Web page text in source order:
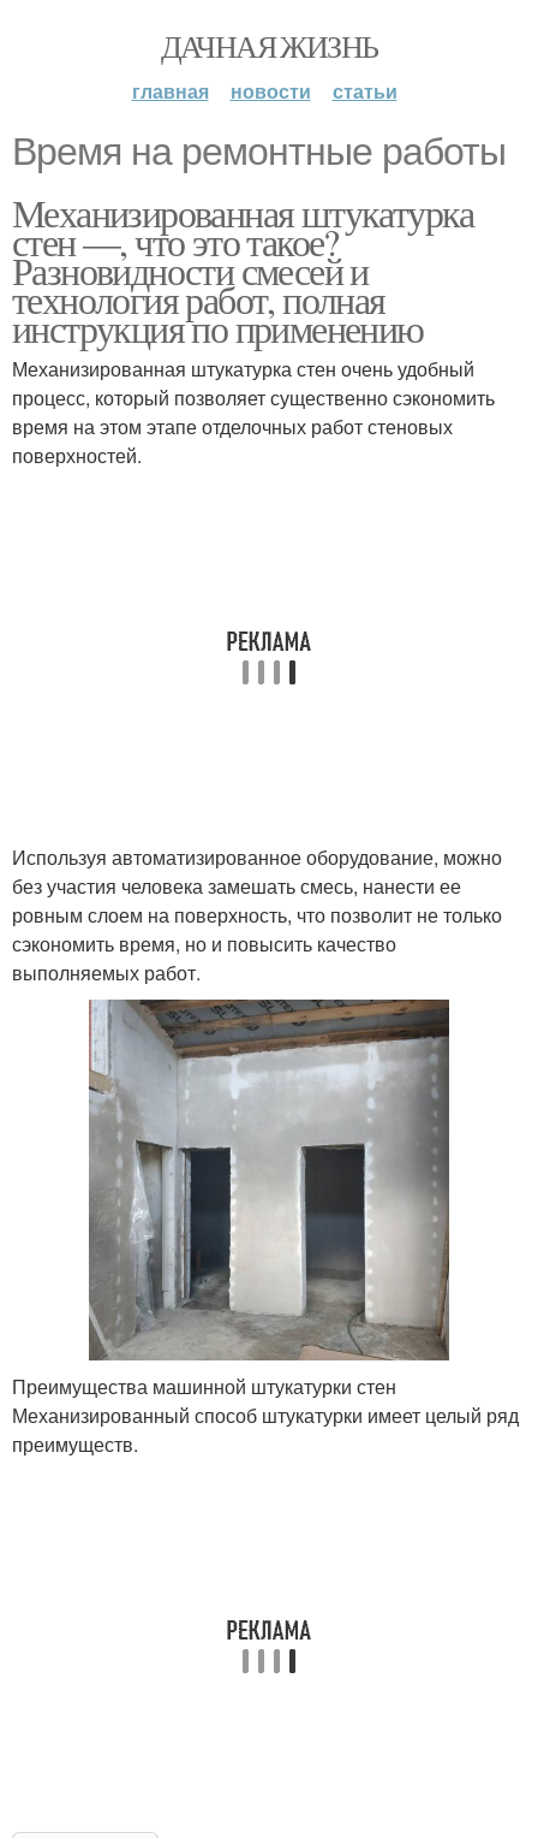
ДАЧНАЯ ЖИЗНЬ
главная новости статьи
Время на ремонтные работы
Механизированная штукатурка
стен —, что это такое?
Разновидности смесей и
технология работ, полная
инструкция по применению
Механизированная штукатурка стен очень удобный
процесс, который позволяет существенно сэкономить
время на этом этапе отделочных работ стеновых
поверхностей.
Используя автоматизированное оборудование, можно
без участия человека замешать смесь, нанести ее
ровным слоем на поверхность, что позволит не только
сэкономить время, но и повысить качество
выполняемых работ.
Преимущества машинной штукатурки стен
Механизированный способ штукатурки имеет целый ряд
преимуществ.